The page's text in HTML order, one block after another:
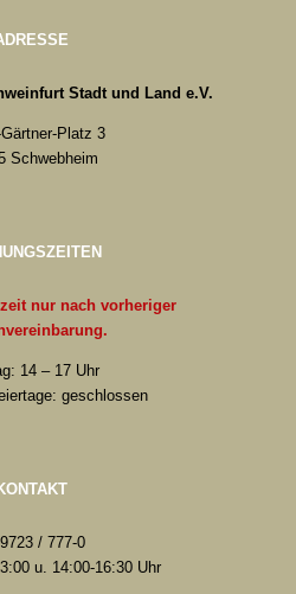
Stadt und Land e.V.
Platz 3
Schwebheim
nur nach vorheriger
14 – 17 Uhr
geschlossen
/ 777-0
u. 14:00-16:30 Uhr